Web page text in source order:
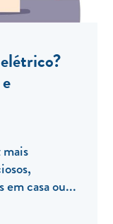
casa ou...